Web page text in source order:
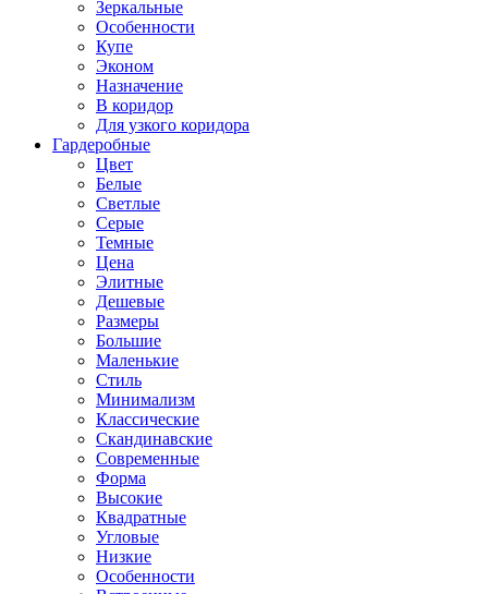
Зеркальные
Особенности
Купе
Эконом
Назначение
В коридор
Для узкого коридора
Гардеробные
Цвет
Белые
Светлые
Серые
Темные
Цена
Элитные
Дешевые
Размеры
Большие
Маленькие
Стиль
Минимализм
Классические
Скандинавские
Современные
Форма
Высокие
Квадратные
Угловые
Низкие
Особенности